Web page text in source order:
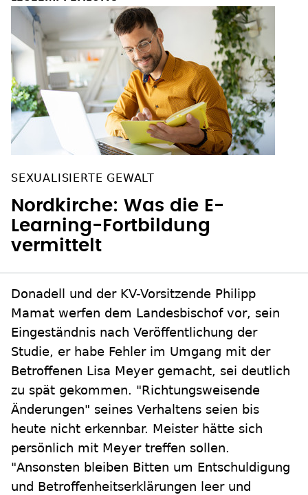
SEXUALISIERTE GEWALT
Nordkirche: Was die E-
Learning-Fortbildung
vermittelt
Donadell und der KV-Vorsitzende Philipp
Mamat werfen dem Landesbischof vor, sein
Eingeständnis nach Veröffentlichung der
Studie, er habe Fehler im Umgang mit der
Betroffenen Lisa Meyer gemacht, sei deutlich
zu spät gekommen. "Richtungsweisende
Änderungen" seines Verhaltens seien bis
heute nicht erkennbar. Meister hätte sich
persönlich mit Meyer treffen sollen.
"Ansonsten bleiben Bitten um Entschuldigung
und Betroffenheitserklärungen leer und